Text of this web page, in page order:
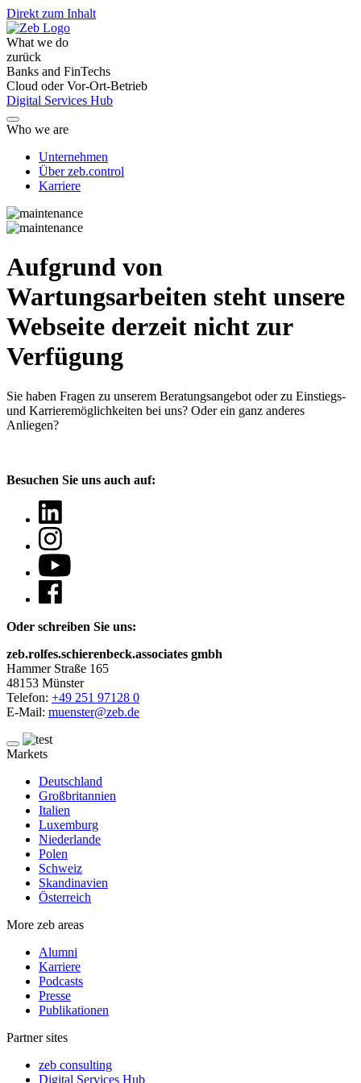
Direkt zum Inhalt
What we do
zurück
Banks and FinTechs
Cloud oder Vor-Ort-Betrieb
Digital Services Hub
Who we are
Unternehmen
Über zeb.control
Karriere
Aufgrund von
Wartungsarbeiten steht unsere
Webseite derzeit nicht zur
Verfügung
Sie haben Fragen zu unserem Beratungsangebot oder zu Einstiegs-
und Karrieremöglichkeiten bei uns? Oder ein ganz anderes
Anliegen?
Besuchen Sie uns auch auf:
Oder schreiben Sie uns:
zeb.rolfes.schierenbeck.associates gmbh
Hammer Straße 165
48153 Münster
Telefon: +49 251 97128 0
E-Mail: muenster@zeb.de
Markets
Deutschland
Großbritannien
Italien
Luxemburg
Niederlande
Polen
Schweiz
Skandinavien
Österreich
More zeb areas
Alumni
Karriere
Podcasts
Presse
Publikationen
Partner sites
zeb consulting
Digital Services Hub